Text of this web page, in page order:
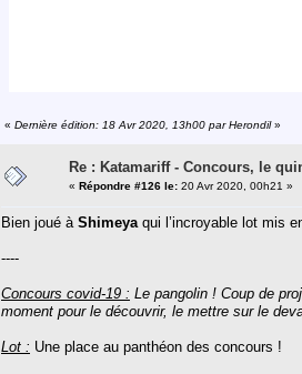
« Dernière édition: 18 Avr 2020, 13h00 par Herondil»
Re : Katamariff - Concours, le
« Répondre #126 le: 20 Avr 2020, 00h21 »
Bien joué à Shimeyaqui l’incroyable lot mis
----
Concours covid-19 : Le pangolin ! Coup de
moment pour le découvrir, le mettre sur le
Lot : Une place au panthéon des concours !